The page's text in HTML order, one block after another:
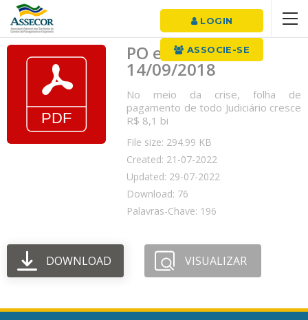
LOGIN
ASSOCIE-SE
PO em Pauta
14/09/2018
No meio da crise, folha de
pagamento de todo Judiciário cresce
R$ 8,1 bi
File size: 294.99 KB
Created: 21-07-2022
Updated: 29-07-2022
Download: 76
Palavras-Chave: 196
DOWNLOAD VISUALIZAR